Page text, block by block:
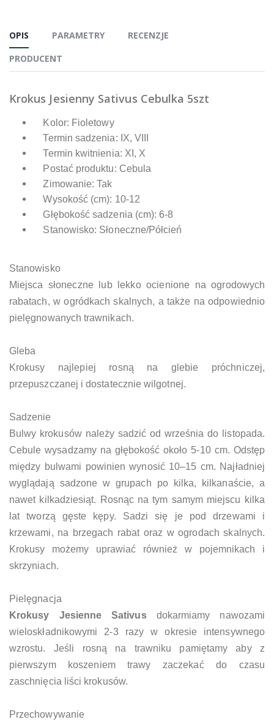
OPIS PARAMETRY
RECENZJE
PRODUCENT
Krokus Jesienny Sativus Cebulka 5szt
Kolor: Fioletowy
Termin sadzenia: IX, VIII
Termin kwitnienia: XI, X
Postać produktu: Cebula
Zimowanie: Tak
Wysokość (cm): 10-12
Głębokość sadzenia (cm): 6-8
Stanowisko: Słoneczne/Półcień
Stanowisko
Miejsca słoneczne lub lekko ocienione na ogrodowych
rabatach, w ogródkach skalnych, a także na odpowiednio
pielęgnowanych trawnikach.
Gleba
Krokusy najlepiej rosną na glebie próchniczej,
przepuszczanej i dostatecznie wilgotnej.
Sadzenie
Bulwy krokusów należy sadzić od września do listopada.
Cebule wysadzamy na głębokość około 5-10 cm. Odstęp
między bulwami powinien wynosić 10–15 cm. Najładniej
wyglądają sadzone w grupach po kilka, kilkanaście, a
nawet kilkadziesiąt. Rosnąc na tym samym miejscu kilka
lat tworzą gęste kępy. Sadzi się je pod drzewami i
krzewami, na brzegach rabat oraz w ogrodach skalnych.
Krokusy możemy uprawiać również w pojemnikach i
skrzyniach.
Pielęgnacja
Krokusy Jesienne Sativusdokarmiamy nawozami
wieloskładnikowymi 2-3 razy w okresie intensywnego
wzrostu. Jeśli rosną na trawniku pamiętamy aby z
pierwszym koszeniem trawy zaczekać do czasu
zaschnięcia liści krokusów.
Przechowywanie